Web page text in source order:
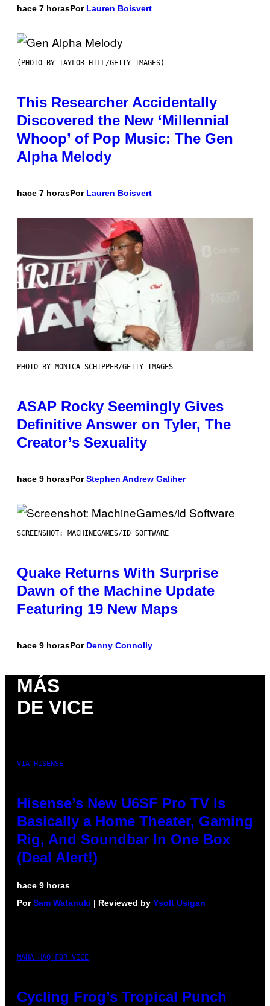
hace 7 horasPor Lauren Boisvert
(PHOTO BY TAYLOR HILL/GETTY IMAGES)
This Researcher Accidentally
Discovered the New ‘Millennial
Whoop’ of Pop Music: The Gen
Alpha Melody
hace 7 horasPor Lauren Boisvert
PHOTO BY MONICA SCHIPPER/GETTY IMAGES
ASAP Rocky Seemingly Gives
Definitive Answer on Tyler, The
Creator’s Sexuality
hace 9 horasPorStephen Andrew Galiher
SCREENSHOT: MACHINEGAMES/ID SOFTWARE
Quake Returns With Surprise
Dawn of the Machine Update
Featuring 19 New Maps
hace 9 horasPor Denny Connolly
MÁS
DE VICE
VIA HISENSE
Hisense’s New U6SF Pro TV Is
Basically a Home Theater, Gaming
Rig, And Soundbar In One Box
(Deal Alert!)
hace 9 horas
PorSam Watanuki | Reviewed by Ysolt Usigan
MAHA HAQ FOR VICE
Cycling Frog’s Tropical Punch